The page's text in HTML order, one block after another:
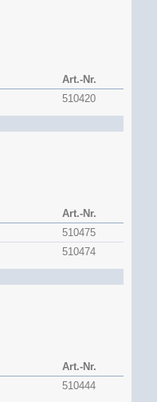
Art.-Nr.
510420
Art.-Nr.
510475
510474
Art.-Nr.
510444